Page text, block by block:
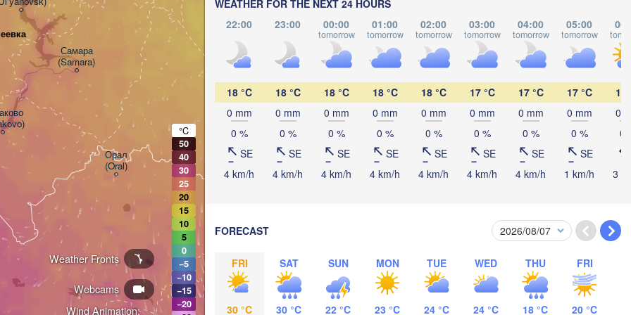
WEATHER FOR THE NEXT 24 HOURS
22:00
23:00 00:00
tomorrow
01:00
tomorrow
02:00
tomorrow
03:00
tomorrow
04:00
tomorrow
05:00
tomorrow
18 °C
0 mm
0 %
SE
4 km/h
18 °C
0 mm
0 %
SE
4 km/h
18 °C
0 mm
0 %
SE
4 km/h
18 °C
0 mm
0 %
SE
4 km/h
18 °C
0 mm
0 %
SE
4 km/h
17 °C
0 mm
0 %
SE
4 km/h
17 °C
0 mm
0 %
SE
4 km/h
17 °C
0 mm
0 %
SE
1 km/h
17
0
0
3
FORECAST
FRI
30 °C
SAT
30 °C
SUN
22 °C
MON
23 °C
TUE
24 °C
WED
24 °C
THU
18 °C
FRI
20 °C
Wind Animation:
Webcams
Weather Fronts
Самара
(Samara)
Оренбург
(Orenburg)
Стерлитамак
Орал
(Oral)
Орск
Қостанай
(Kostanay)
Магнитогорск
(Magnitogorsk)
°C
50
40
30
25
20
15
10
5
0
−5
−10
−15
−20